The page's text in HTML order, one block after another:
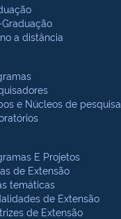
Graduação
a distância
e Núcleos de pesquisa
E Projetos
de Extensão
temáticas
de Extensão
de Extensão